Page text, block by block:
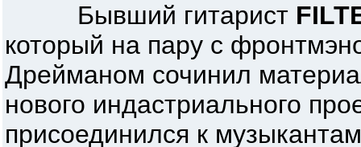
Бывший гитарист
который на пару с
Дрейманом сочинил
нового индастриального
присоединился к